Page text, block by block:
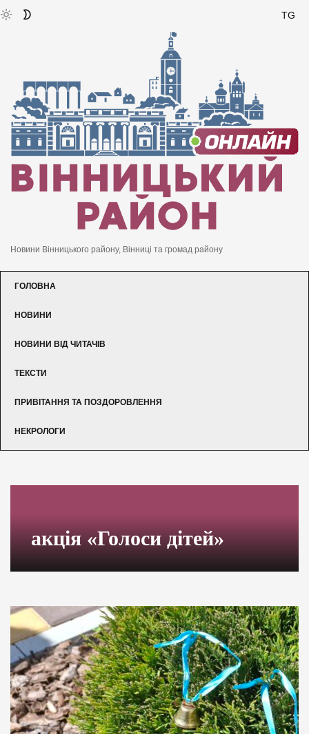
TG
Новини Вінницького району, Вінниці та громад району
ГОЛОВНА
НОВИНИ
НОВИНИ ВІД ЧИТАЧІВ
ТЕКСТИ
ПРИВІТАННЯ ТА ПОЗДОРОВЛЕННЯ
НЕКРОЛОГИ
акція «Голоси дітей»